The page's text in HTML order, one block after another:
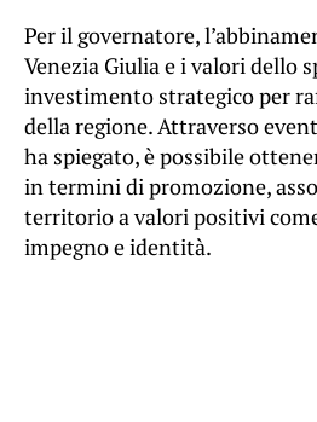
Per il governatore,
Venezia Giulia e i valori dello
investimento strategico per
della regione. Attraverso
ha spiegato, è possibile
in termini di promozione,
territorio a valori positivi
impegno e identità.